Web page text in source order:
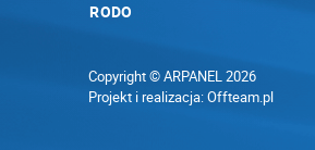
RODO
Copyright © ARPANEL 2026
Projekt i realizacja:Offteam.pl